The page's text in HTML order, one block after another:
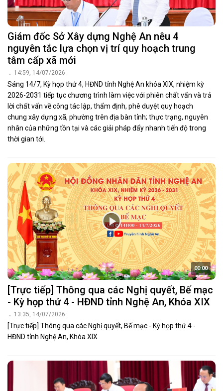
Giám đốc Sở Xây dựng Nghệ An nêu 4
nguyên tắc lựa chọn vị trí quy hoạch trung
tâm cấp xã mới
14:59, 14/07/2026
Sáng 14/7, Kỳ họp thứ 4, HĐND tỉnh Nghệ An khóa XIX, nhiệm kỳ
2026-2031 tiếp tục chương trình làm việc với phiên chất vấn và trả
lời chất vấn về công tác lập, thẩm định, phê duyệt quy hoạch
chung xây dựng xã, phường trên địa bàn tỉnh; thực trạng, nguyên
nhân của những tồn tại và các giải pháp đẩy nhanh tiến độ trong
thời gian tới.
00:00
[Trực tiếp] Thông qua các Nghị quyết, Bế mạc
- Kỳ họp thứ 4 - HĐND tỉnh Nghệ An, Khóa XIX
13:35, 14/07/2026
[Trực tiếp] Thông qua các Nghị quyết, Bế mạc - Kỳ họp thứ 4 -
HĐND tỉnh Nghệ An, Khóa XIX